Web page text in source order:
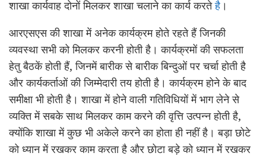
शाखा कार्यवाह दोनों मिलकर शाखा चलाने का कार्य करतेहै ।
आरएसएस की शाखा में अनेक कार्यक्रम होते रहते हैं जिनकी
व्यवस्था सभी को मिलकर करनी होती है। कार्यक्रमों की सफलता
हेतु बैठकें होती हैं, जिनमें बारीक से बारीक बिन्दुओं पर चर्चा होती है
और कार्यकर्ताओं की जिम्मेदारी तय होती है। कार्यक्रम होने के बाद
समीक्षा भी होती है। शाखा में होने वाली गतिविधियों में भाग लेने से
व्यक्ति में सबके साथ मिलकर काम करने की वृत्ति उत्पन्न होती है,
क्योंकि शाखा में कुछ भी अकेले करने का होता ही नहीं है। बड़ा छोटे
को ध्यान में रखकर काम करता है और छोटा बड़े को ध्यान में रखकर